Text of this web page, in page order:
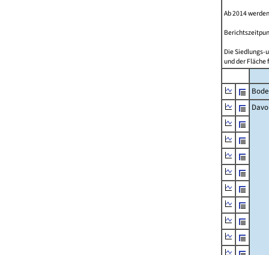
Ab 2014
Die Siedlungs-
und der Fläche